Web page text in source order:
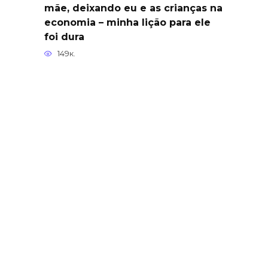
mãe, deixando eu e as crianças na
economia – minha lição para ele
foi dura
149к.